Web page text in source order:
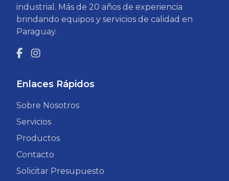
industrial. Más de 20 años de experiencia
brindando equipos y servicios de calidad en
Paraguay.
Enlaces Rápidos
Sobre Nosotros
Servicios
Productos
Contacto
Solicitar Presupuesto